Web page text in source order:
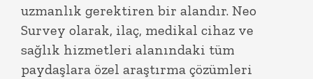
uzmanlık gerektiren bir alandır. Neo
Survey olarak, ilaç, medikal cihaz ve
sağlık hizmetleri alanındaki tüm
paydaşlara özel araştırma çözümleri